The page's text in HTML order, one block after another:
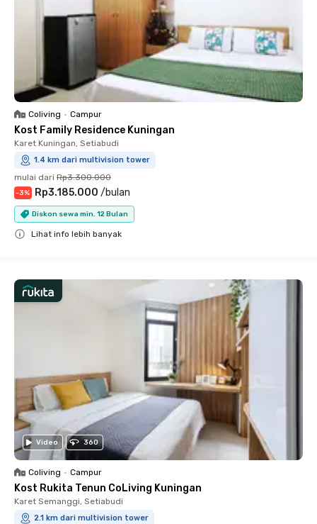
Coliving • Campur
Kost Family Residence Kuningan
Karet Kuningan, Setiabudi
1.4 km dari multivision tower
mulai dari Rp3.300.000
-3% Rp3.185.000 /bulan
Diskon sewa min. 12 Bulan
Lihat info lebih banyak
Video 360
Coliving • Campur
Kost Rukita Tenun CoLiving Kuningan
Karet Semanggi, Setiabudi
2.1 km dari multivision tower